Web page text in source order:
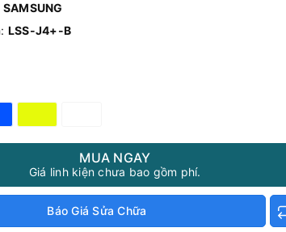
SAMSUNG
LSS-J4+-B
MUA NGAY
Giá linh kiện chưa bao gồm phí.
Báo Giá Sửa Chữa